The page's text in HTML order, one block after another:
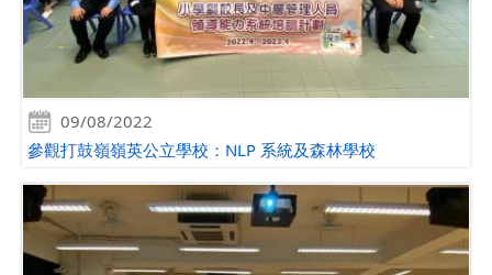
09/08/2022
參觀打鼓嶺嶺英公立學校：NLP 系統及森林學校